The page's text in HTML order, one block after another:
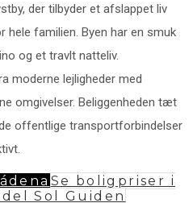
der tilbyder et afslappet liv
familien. Byen har en smuk
og et travlt natteliv.
moderne lejligheder med
omgivelser. Beliggenheden tæt
offentlige transportforbindelser
Se boligpriser i
del Sol Guiden